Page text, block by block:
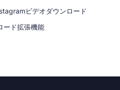
ビデオダウンロード
ード拡張機能